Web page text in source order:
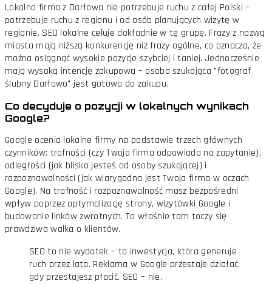
Lokalna firma z Darłowa nie potrzebuje ruchu z całej Polski –
potrzebuje ruchu z regionu i od osób planujących wizytę w
regionie. SEO lokalne celuje dokładnie w tę grupę. Frazy z nazwą
miasta mają niższą konkurencję niż frazy ogólne, co oznacza, że
można osiągnąć wysokie pozycje szybciej i taniej. Jednocześnie
mają wysoką intencję zakupową – osoba szukająca "fotograf
ślubny Darłowo" jest gotowa do zakupu.
Co decyduje o pozycji w lokalnych wynikach
Google?
Google ocenia lokalne firmy na podstawie trzech głównych
czynników: trafności (czy Twoja firma odpowiada na zapytanie),
odległości (jak blisko jesteś od osoby szukającej) i
rozpoznawalności (jak wiarygodna jest Twoja firma w oczach
Google). Na trafność i rozpoznawalność masz bezpośredni
wpływ poprzez optymalizację strony, wizytówki Google i
budowanie linków zwrotnych. To właśnie tam toczy się
prawdziwa walka o klientów.
SEO to nie wydatek – to inwestycja, która generuje
ruch przez lata. Reklama w Google przestaje działać,
gdy przestajesz płacić. SEO – nie.